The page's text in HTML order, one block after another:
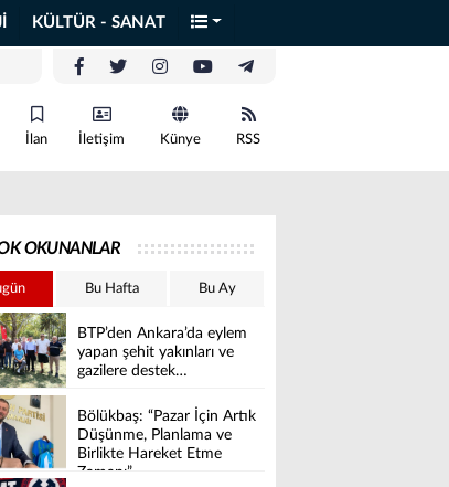
KÜLTÜR - SANAT
İlan İletişim Künye RSS
OKUNANLAR
Bu Hafta Bu Ay
BTP’den Ankara’da eylem
yapan şehit yakınları ve
gazilere destek…
Bölükbaş: “Pazar İçin Artık
Düşünme, Planlama ve
Birlikte Hareket Etme
Zamanı”